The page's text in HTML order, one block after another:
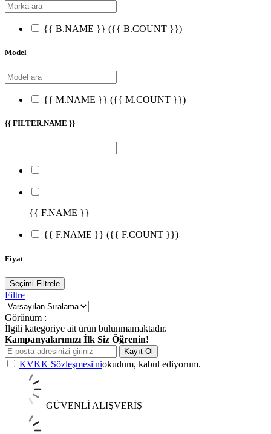
{{ B.NAME }} ({{ B.COUNT }})
Model
{{ M.NAME }} ({{ M.COUNT }})
{{ FILTER.NAME }}
{{ F.NAME }}
{{ F.NAME }} ({{ F.COUNT }})
Fiyat
Seçimi Filtrele
Filtre
Görünüm :
İlgili kategoriye ait ürün bulunmamaktadır.
Kampanyalarımızı İlk Siz Öğrenin!
Kayıt Ol
KVKK Sözleşmesi'niokudum, kabul ediyorum.
GÜVENLİ ALIŞVERİŞ